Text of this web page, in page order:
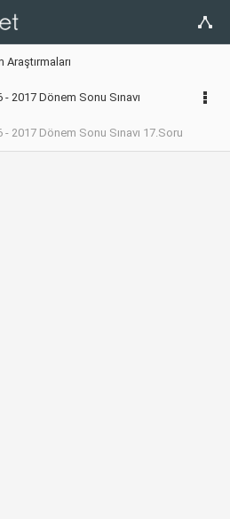
Araştırmaları
2017 Dönem Sonu Sınavı
- 2017 Dönem Sonu Sınavı 17.Soru